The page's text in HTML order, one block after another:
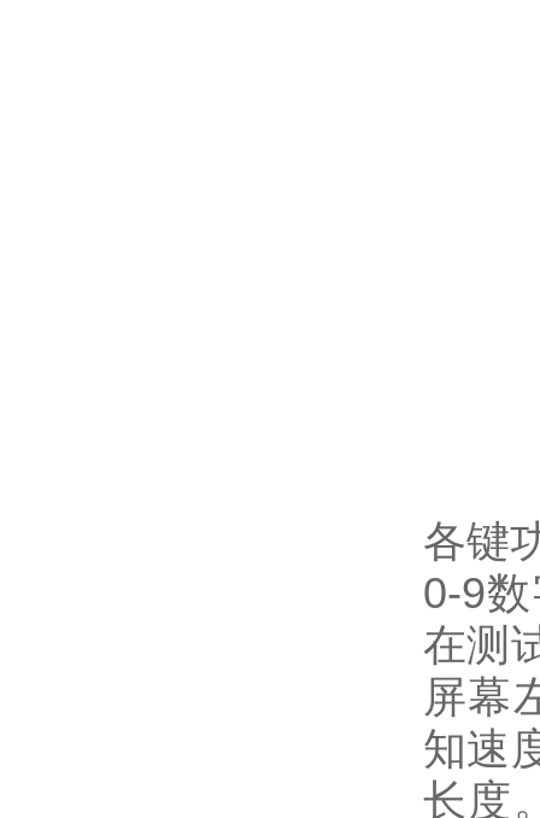
各键
0-9
在测
屏幕
知速
长度